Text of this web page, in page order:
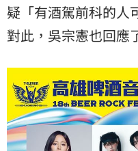
疑「有酒駕前科的人
對此，吳宗憲也回應